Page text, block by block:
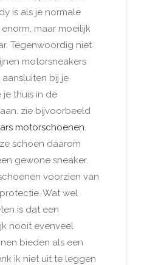
is als je normale
maar moeilijk
Tegenwoordig niet
motorsneakers
bij je
je thuis in de
zie bijvoorbeeld
motorschoenen
schoen daarom
gewone sneaker.
voorzien van
Wat wel
is dat een
nooit evenveel
bieden als een
ik niet uit te leggen